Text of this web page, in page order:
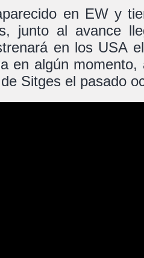
en EW y
junto al avance
en los USA
en algún
Sitges el pasado